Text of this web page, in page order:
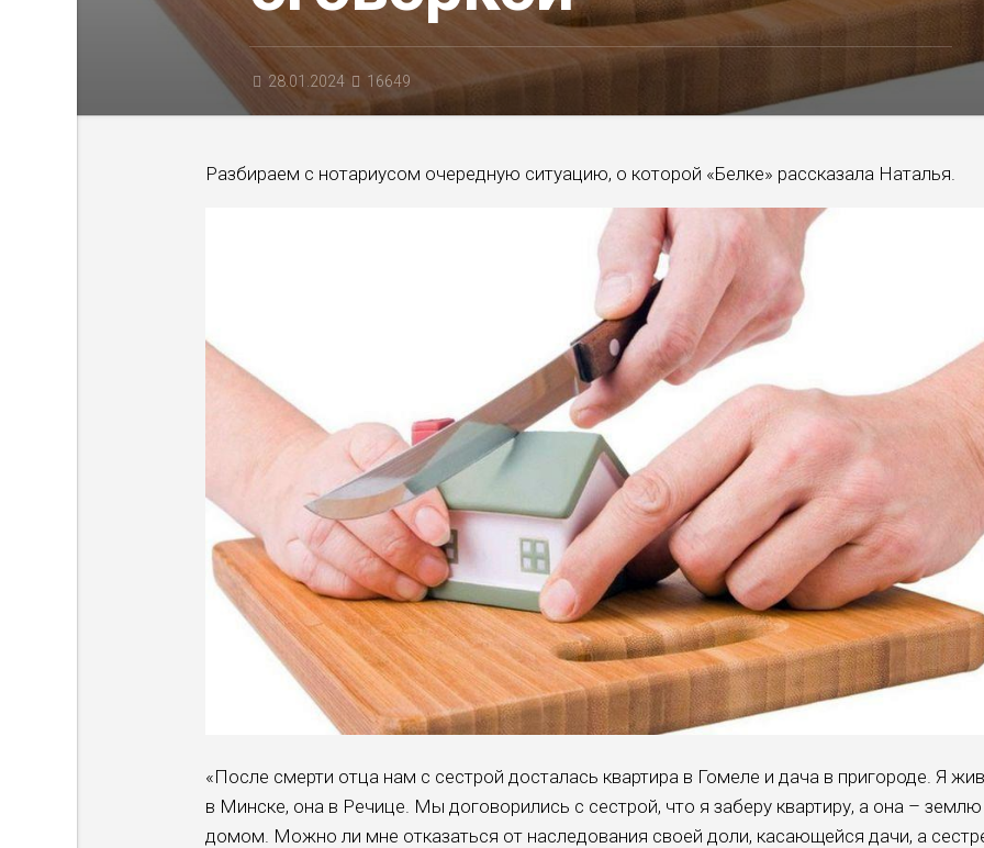
28.01.2024 16649
Разбираем с нотариусом очередную ситуацию, о которой «Белке» рассказала Наталья.
«После смерти отца нам с сестрой досталась квартира в Гомеле и дача в пригороде. Я
в Минске, она в Речице. Мы договорились с сестрой, что я заберу квартиру, а она –
домом. Можно ли мне отказаться от наследования своей доли, касающейся дачи, а